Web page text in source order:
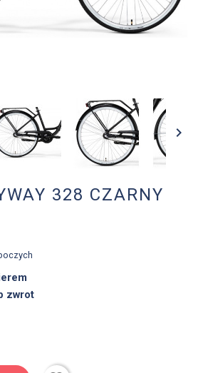

328 CZARNY
zwrot